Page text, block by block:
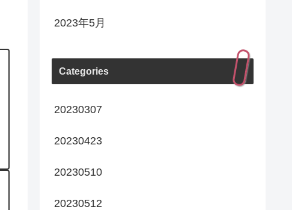
2023年5月
Categories
20230307
20230423
20230510
20230512